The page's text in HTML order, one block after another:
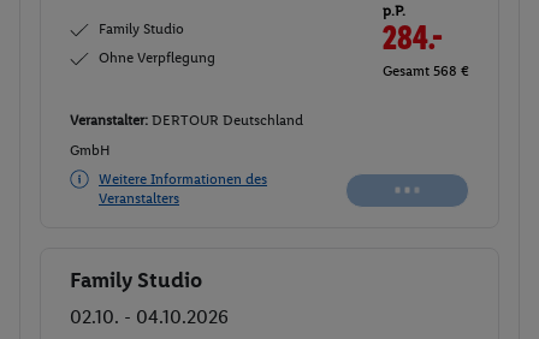
Family Studio
Ohne Verpflegung
p.P.
284.-
Gesamt 568 €
Veranstalter: DERTOUR Deutschland
GmbH
Weitere Informationen des
Veranstalters
Buchen
Family Studio
02.10. - 04.10.2026